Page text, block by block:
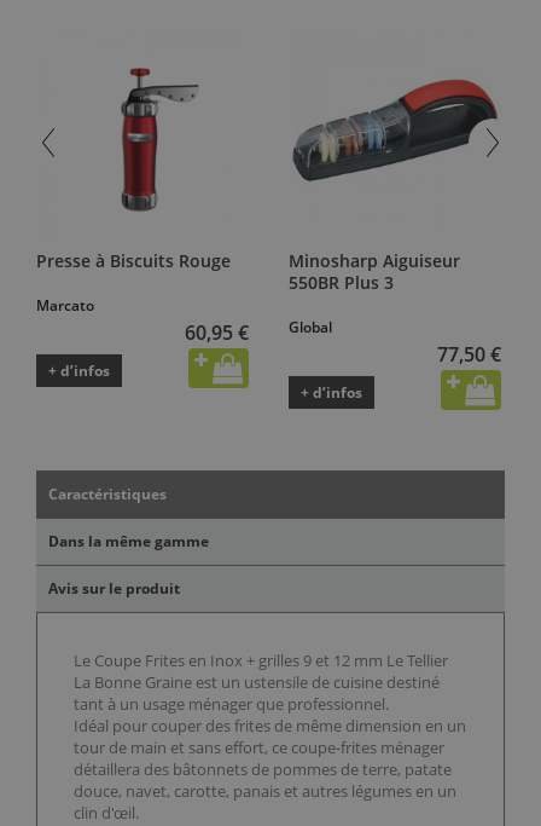
Presse à Biscuits Rouge
Marcato
60,95 €
+ d’infos
Minosharp Aiguiseur
550BR Plus 3
Global
77,50 €
+ d’infos
Caractéristiques
Dans la même gamme
Avis sur le produit
Le Coupe Frites en Inox + grilles 9 et 12 mm Le Tellier
La Bonne Graine est un ustensile de cuisine destiné
tant à un usage ménager que professionnel.
Idéal pour couper des frites de même dimension en un
tour de main et sans effort, ce coupe-frites ménager
détaillera des bâtonnets de pommes de terre, patate
douce, navet, carotte, panais et autres légumes en un
clin d'œil.